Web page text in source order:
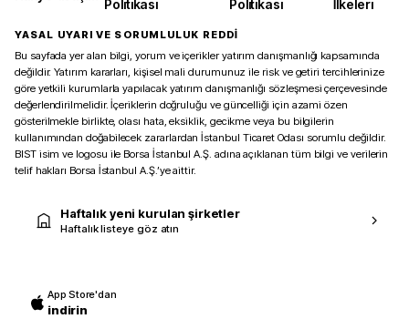
Politikası
Politikası
İlkeleri
YASAL UYARI VE SORUMLULUK REDDİ
Bu sayfada yer alan bilgi, yorum ve içerikler yatırım danışmanlığı kapsamında
değildir. Yatırım kararları, kişisel mali durumunuz ile risk ve getiri tercihlerinize
göre yetkili kurumlarla yapılacak yatırım danışmanlığı sözleşmesi çerçevesinde
değerlendirilmelidir. İçeriklerin doğruluğu ve güncelliği için azami özen
gösterilmekle birlikte, olası hata, eksiklik, gecikme veya bu bilgilerin
kullanımından doğabilecek zararlardan İstanbul Ticaret Odası sorumlu değildir.
BIST isim ve logosu ile Borsa İstanbul A.Ş. adına açıklanan tüm bilgi ve verilerin
telif hakları Borsa İstanbul A.Ş.’ye aittir.
Haftalık yeni kurulan şirketler
Haftalık listeye göz atın
App Store'dan
indirin